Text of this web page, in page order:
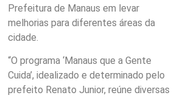
Prefeitura de Manaus em levar
melhorias para diferentes áreas da
cidade.
“O programa ‘Manaus que a Gente
Cuida’, idealizado e determinado pelo
prefeito Renato Junior, reúne diversas